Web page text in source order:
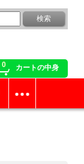
0 カートの中身